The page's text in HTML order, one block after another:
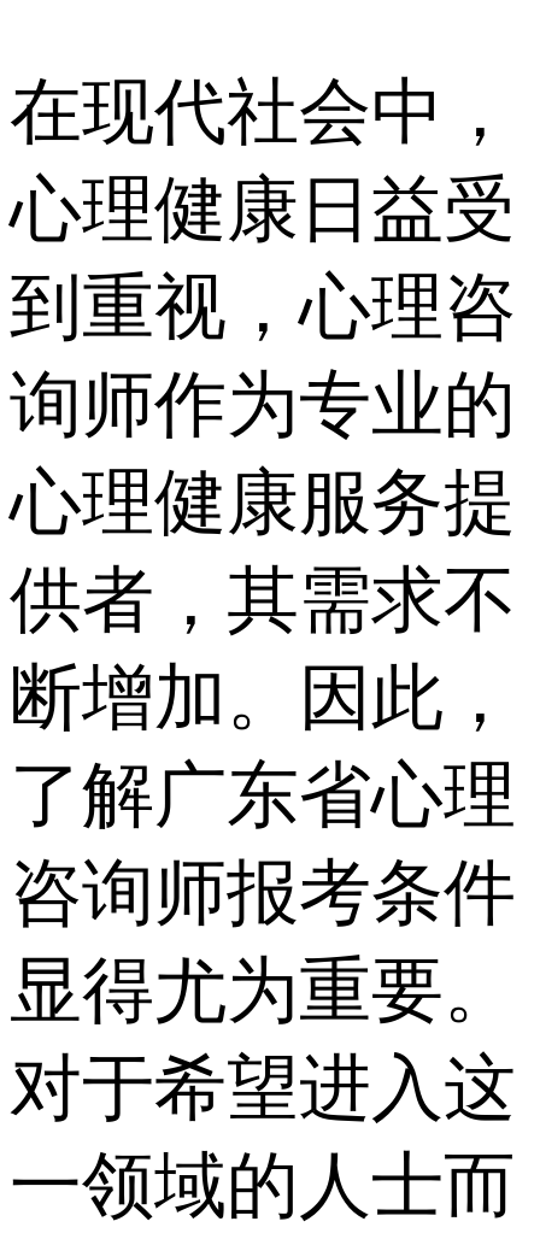
在现代社会中，
心理健康日益受
到重视，心理咨
询师作为专业的
心理健康服务提
供者，其需求不
断增加。因此，
了解广东省心理
咨询师报考条件
显得尤为重要。
对于希望进入这
一领域的人士而